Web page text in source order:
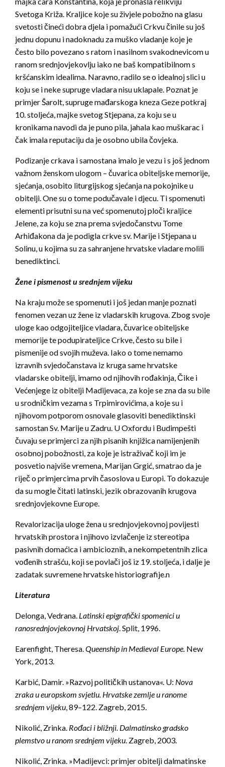
Svetoga Križa. Kraljice koje su živjele pobožno na glasu
svetosti čineći dobra djela i pomažući Crkvu činile su još
jednu dopunu i nadoknadu za muško vladanje koje je
često bilo povezano s ratom i nasilnom svakodnevicom u
ranom srednjovjekovlju iako ne baš kompatibilnom s
kršćanskim idealima. Naravno, radilo se o idealnoj slici u
koju se i neke supruge vladara nisu uklapale. Poznat je
primjer Šarolt, supruge mađarskoga kneza Geze potkraj
10. stoljeća, majke svetog Stjepana, za koju se u
kronikama navodi da je puno pila, jahala kao muškarac i
čak imala reputaciju da je osobno ubila čovjeka.
Podizanje crkava i samostana imalo je vezu i s još jednom
važnom ženskom ulogom – čuvarica obiteljske memorije,
sjećanja, osobito liturgijskog sjećanja na pokojnike u
obitelji. One su o tome podučavale i djecu. Ti spomenuti
elementi prisutni su na već spomenutoj ploči kraljice
Jelene, za koju se zna prema svjedočanstvu Tome
Arhiđakona da je podigla crkve sv. Marije i Stjepana u
Solinu, u kojima su za sahranjene hrvatske vladare molili
benediktinci.
Žene i pismenost u srednjem vijeku
Na kraju može se spomenuti i još jedan manje poznati
fenomen vezan uz žene iz vladarskih krugova. Zbog svoje
uloge kao odgojiteljice vladara, čuvarice obiteljske
memorije te podupirateljice Crkve, često su bile i
pismenije od svojih muževa. Iako o tome nemamo
izravnih svjedočanstava iz kruga same hrvatske
vladarske obitelji, imamo od njihovih rođakinja, Čike i
Većenjege iz obitelji Madijevaca, za koje se zna da su bile
u srodničkim vezama s Trpimirovićima, a koje su i
njihovom potporom osnovale glasoviti benediktinski
samostan Sv. Marije u Zadru. U Oxfordu i Budimpešti
čuvaju se primjerci za njih pisanih knjižica namijenjenih
osobnoj pobožnosti, za koje je istraživač koji im je
posvetio najviše vremena, Marijan Grgić, smatrao da je
riječ o primjercima prvih časoslova u Europi. To dokazuje
da su mogle čitati latinski, jezik obrazovanih krugova
srednjovjekovne Europe.
Revalorizacija uloge žena u srednjovjekovnoj povijesti
hrvatskih prostora i njihovo izvlačenje iz stereotipa
pasivnih domaćica i ambicioznih, a nekompetentnih zlica
vođenih strašću, koji se povlači još iz 19. stoljeća, i dalje je
zadatak suvremene hrvatske historiografije.n
Literatura
Delonga, Vedrana. Latinski epigrafički spomenici u
ranosrednjovjekovnoj Hrvatskoj. Split, 1996.
Earenfight, Theresa.Queenship in Medieval Europe. New
York, 2013.
Karbić, Damir. »Razvoj političkih ustanova«. U: Nova
zraka u europskom svjetlu. Hrvatske zemlje u ranome
srednjem vijeku, 89–122. Zagreb, 2015.
Nikolić, Zrinka. Rođaci i bližnji. Dalmatinsko gradsko
plemstvo u ranom srednjem vijeku. Zagreb, 2003.
Nikolić, Zrinka. »Madijevci: primjer obitelji dalmatinske